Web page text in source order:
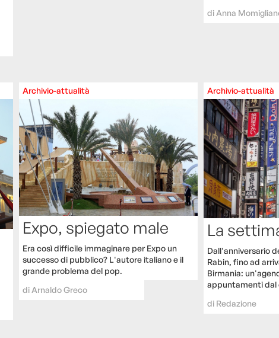
di Anna
Archivio-attualità
Expo, spiegato male
Era così difficile immaginare per Expo un
successo di pubblico? L'autore italiano e il
grande problema del pop.
di Arnaldo Greco
Archivio-attualità
La
Dall'anniversario
Rabin, fino ad
Birmania:
appuntamenti dal
di Redazione